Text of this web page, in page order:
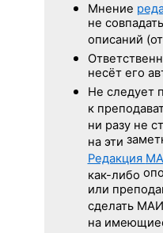
Мнение
не
описаний
несёт его
Не следует
к
ни разу не
на эти
Редакция
как-либо
или
сделать
на